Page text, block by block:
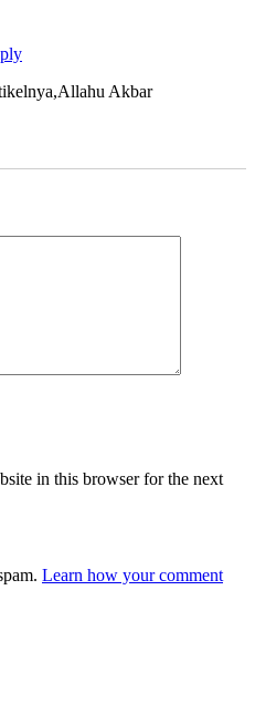
Akbar
in this browser for the next
Learn how your comment